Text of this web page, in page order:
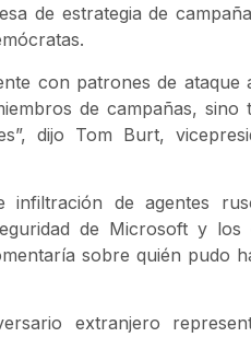
de estrategia de
con patrones de
de campañas, sino
dijo Tom Burt,
infiltración de agentes
de Microsoft y los
sobre quién pudo
extranjero